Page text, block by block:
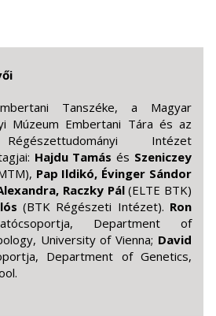
Tanszéke, a Magyar
Múzeum Embertani Tára és az
Intézet
Hajdu Tamás és Szeniczey
Pap Ildikó, Évinger Sándor
Raczky Pál(ELTE BTK)
(BTK Régészeti Intézet). Ron
Department of
University of Vienna; David
Department of Genetics,